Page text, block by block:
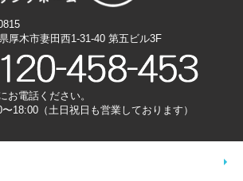
厚木市妻田西1-31-40 第五ビル3F
お電話ください。
18:00（土日祝日も営業しております）